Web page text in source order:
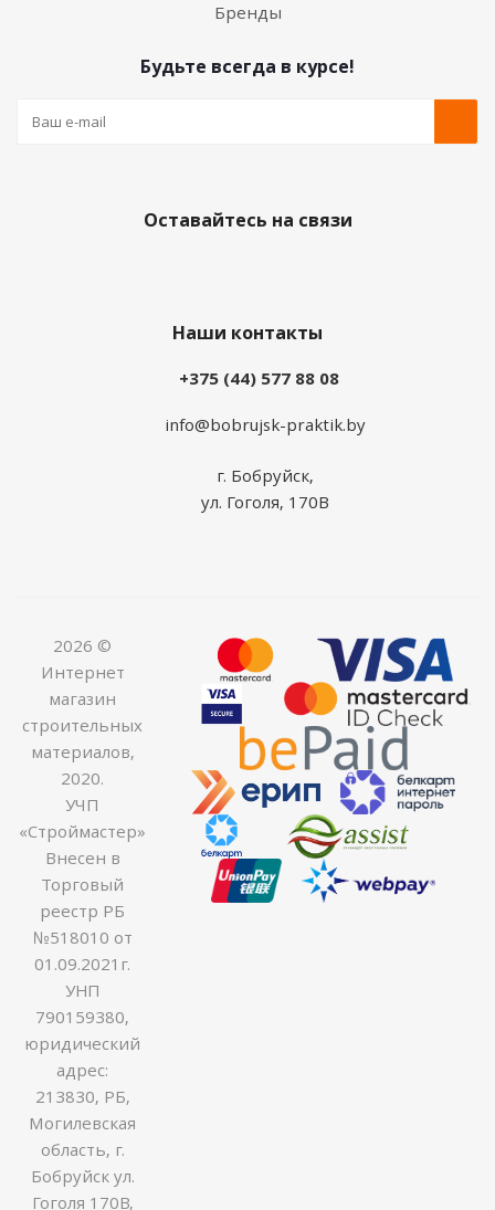
Бренды
Будьте всегда в курсе!
Оставайтесь на связи
Наши контакты
+375 (44) 577 88 08
info@bobrujsk-praktik.by
г. Бобруйск,
ул. Гоголя, 170В
2026 ©
Интернет
магазин
строительных
материалов,
2020.
УЧП
«Строймастер»
Внесен в
Торговый
реестр РБ
№518010 от
01.09.2021г.
УНП
790159380,
юридический
адрес:
213830, РБ,
Могилевская
область, г.
Бобруйск ул.
Гоголя 170В,